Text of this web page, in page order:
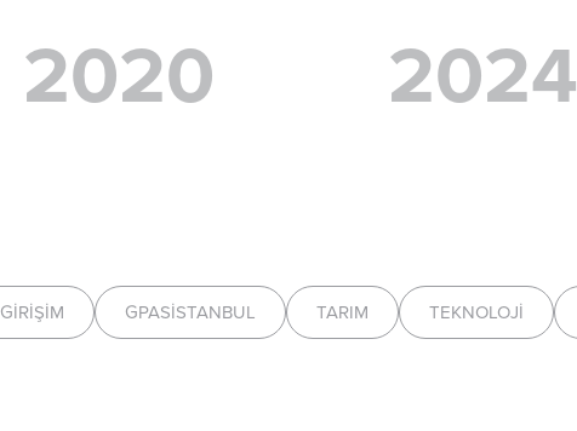
2020 2024
GIRIŞIM GPASİSTANBUL TARIM TEKNOLOJI